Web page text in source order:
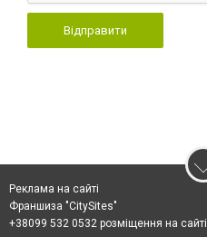
Відправити
Реклама на сайті
Франшиза "CitySites"
+38099 532 0532 розміщення на сайті